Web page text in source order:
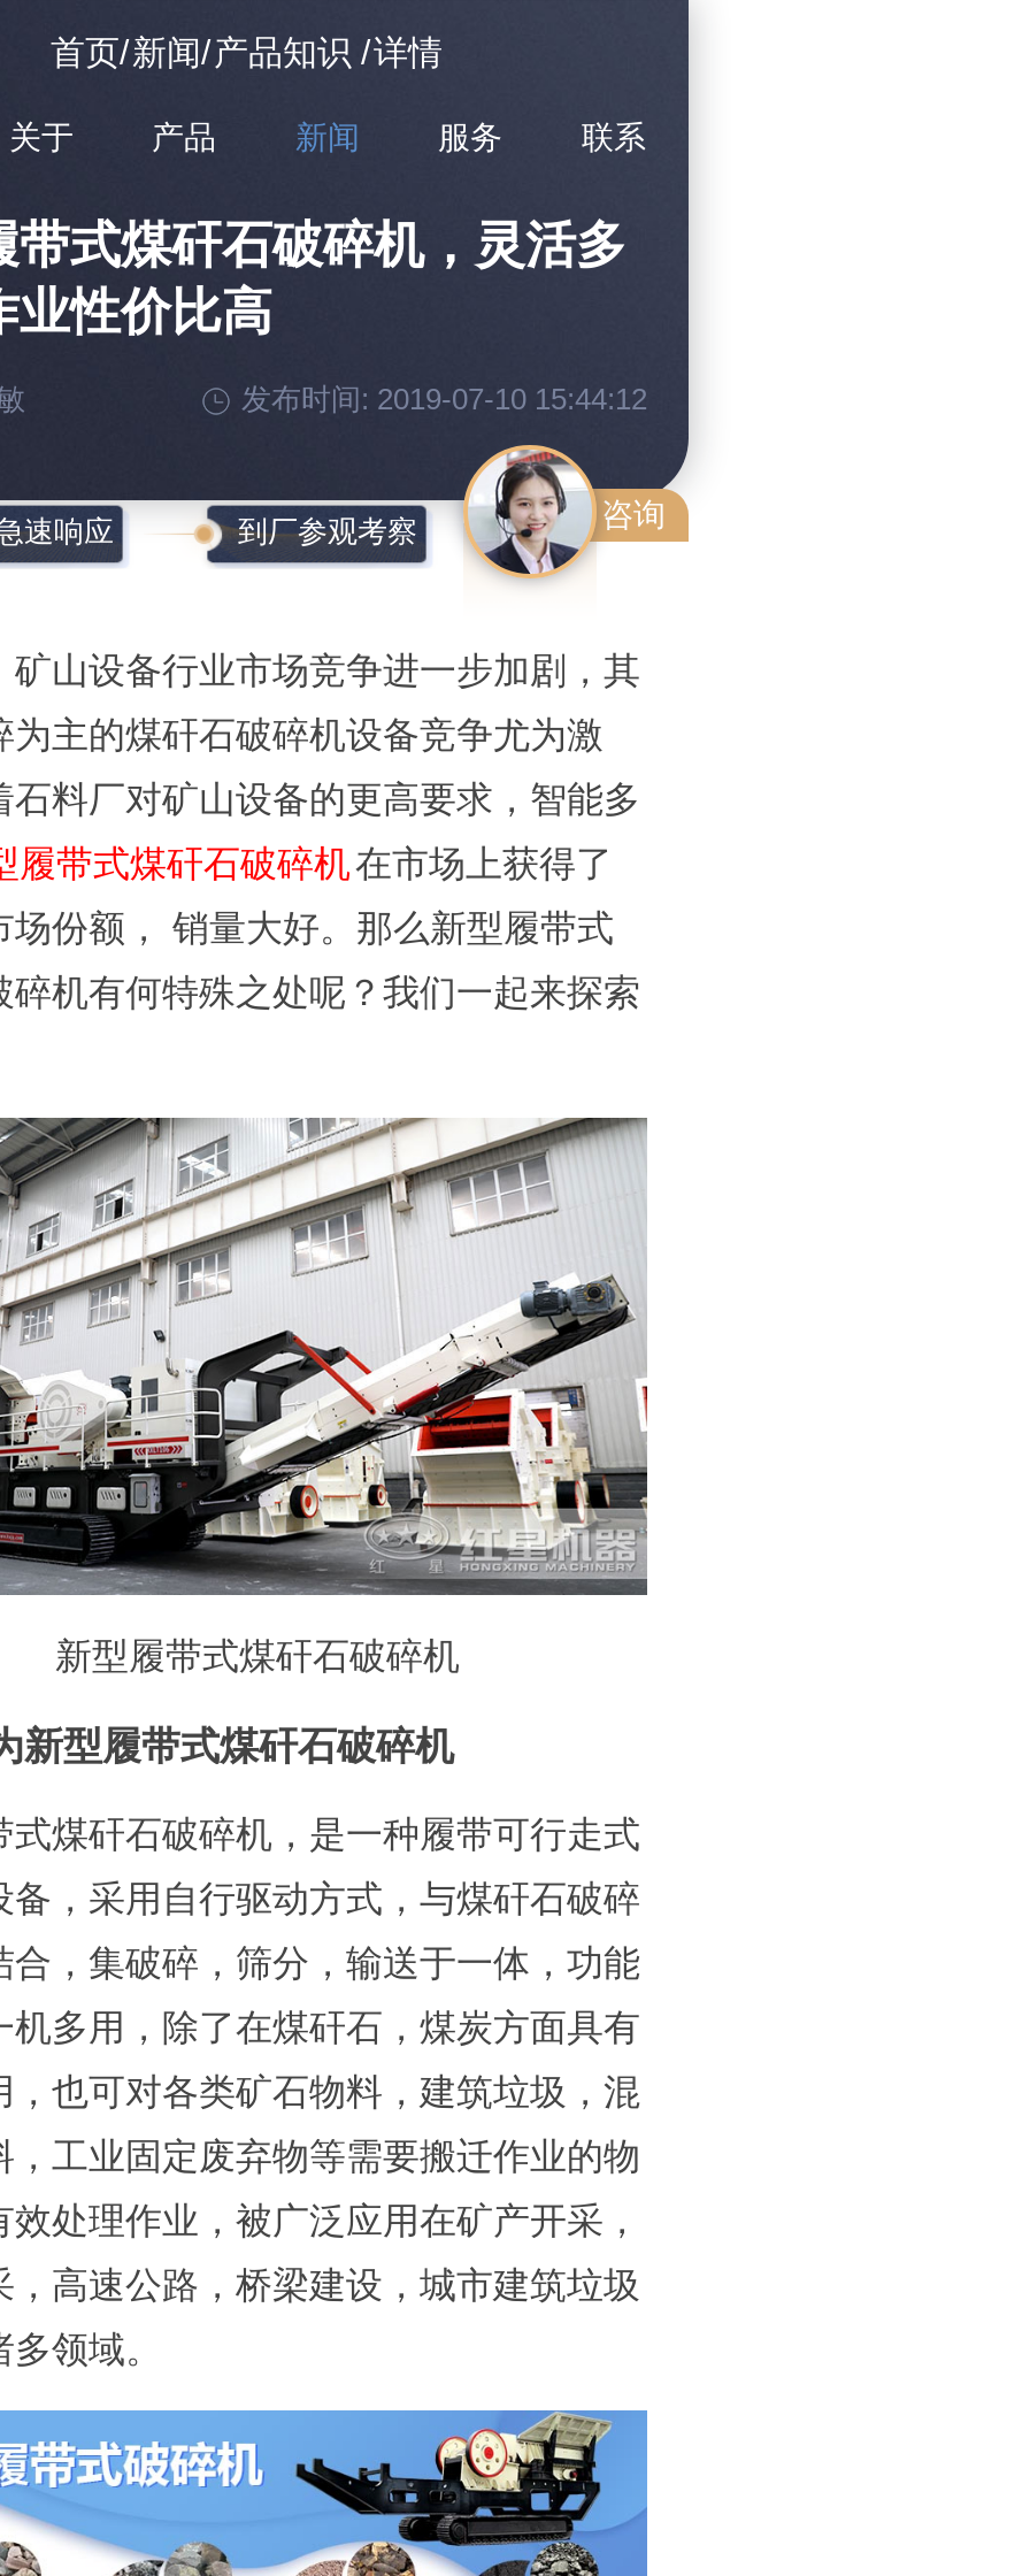
首页/新闻/产品知识 /详情
关于 产品 新闻 服务 联系
带式煤矸石破碎机，灵活多
业性价比高
发布时间: 2019-07-10 15:44:12
咨询
速响应 到厂参观考察
矿山设备行业市场竞争进一步加剧，其
为主的煤矸石破碎机设备竞争尤为激
石料厂对矿山设备的更高要求，智能多
履带式煤矸石破碎机在市场上获得了
场份额， 销量大好。那么新型履带式
碎机有何特殊之处呢？我们一起来探索
新型履带式煤矸石破碎机
新型履带式煤矸石破碎机
式煤矸石破碎机，是一种履带可行走式
备，采用自行驱动方式，与煤矸石破碎
合，集破碎，筛分，输送于一体，功能
机多用，除了在煤矸石，煤炭方面具有
，也可对各类矿石物料，建筑垃圾，混
，工业固定废弃物等需要搬迁作业的物
效处理作业，被广泛应用在矿产开采，
，高速公路，桥梁建设，城市建筑垃圾
领域。